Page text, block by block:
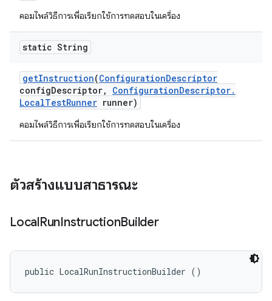
คอมไพล์วิธีการเพื่อเรียกใช้การทดสอบในเครื่อง
static String
getInstruction(ConfigurationDescriptor
configDescriptor, ConfigurationDescriptor.
LocalTestRunner runner)
คอมไพล์วิธีการเพื่อเรียกใช้การทดสอบในเครื่อง
ตัวสร้างแบบสาธารณะ
LocalRunInstructionBuilder
public LocalRunInstructionBuilder ()